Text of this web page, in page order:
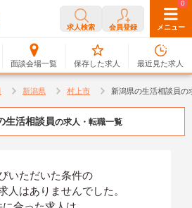
求人検索 会員登録 メニュー
面談会場一覧
0
保存した求人
0
最近見た求人
新潟県 村上市 新潟県の生活相談員の
生活相談員の求人・転職一覧
いただいた条件の
人はありませんでした。